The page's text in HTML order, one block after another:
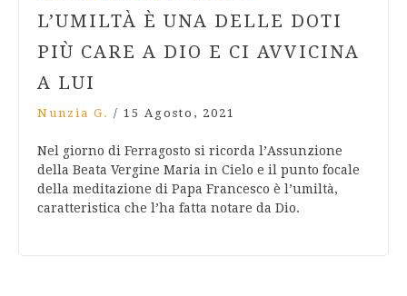
L’UMILTÀ È UNA DELLE DOTI
PIÙ CARE A DIO E CI AVVICINA
A LUI
Nunzia G. / 15 Agosto, 2021
Nel giorno di Ferragosto si ricorda l’Assunzione
della Beata Vergine Maria in Cielo e il punto focale
della meditazione di Papa Francesco è l’umiltà,
caratteristica che l’ha fatta notare da Dio.